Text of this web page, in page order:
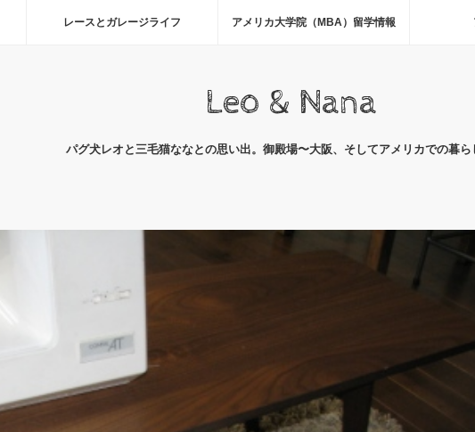
レースとガレージライフ アメリカ大学院（MBA）留学情報
Leo & Nana
パグ犬レオと三毛猫ななとの思い出。御殿場〜大阪、そしてアメリカでの暮ら